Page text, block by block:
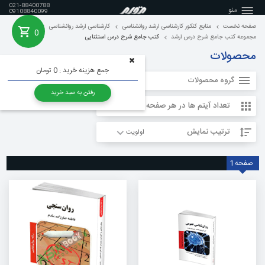
منو
خانه
021-88400788
09108840099
0
جمع هزینه خرید :
رفتن به سبد خرید
صفحه نخست منابع کنکور کارشناسی ارشد روانشناسی
کارشناسی ارشد روانشناسی
مجموعه کتب جامع شرح درس ارشد
کتب جامع شرح درس استثنایی
محصولات
گروه محصولات
تعداد آیتم ها در هر صفحه
ترتیب نمایش
صفحه 1